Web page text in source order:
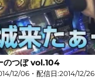
のつぼ vol.104
12/06・配信日:2014/12/26